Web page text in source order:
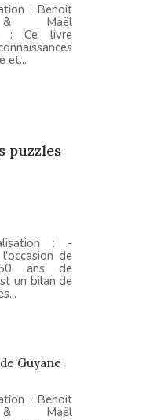
: Benoit
Maël
: Ce livre
et...
puzzles
: -
de
50 ans de
un bilan de
Guyane
: Benoit
Maël